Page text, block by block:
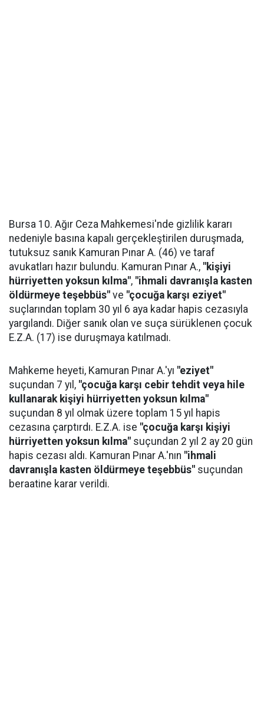
Bursa 10. Ağır Ceza Mahkemesi'nde gizlilik kararı
nedeniyle basına kapalı gerçekleştirilen duruşmada,
tutuksuz sanık Kamuran Pınar A. (46) ve taraf
avukatları hazır bulundu. Kamuran Pınar A., "kişiyi
hürriyetten yoksun kılma", "ihmali davranışla kasten
öldürmeye teşebbüs" ve "çocuğa karşı eziyet"
suçlarından toplam 30 yıl 6 aya kadar hapis cezasıyla
yargılandı. Diğer sanık olan ve suça sürüklenen çocuk
E.Z.A. (17) ise duruşmaya katılmadı.
Mahkeme heyeti, Kamuran Pınar A.'yı "eziyet"
suçundan 7 yıl, "çocuğa karşı cebir tehdit veya hile
kullanarak kişiyi hürriyetten yoksun kılma"
suçundan 8 yıl olmak üzere toplam 15 yıl hapis
cezasına çarptırdı. E.Z.A. ise "çocuğa karşı kişiyi
hürriyetten yoksun kılma" suçundan 2 yıl 2 ay 20 gün
hapis cezası aldı. Kamuran Pınar A.'nın "ihmali
davranışla kasten öldürmeye teşebbüs" suçundan
beraatine karar verildi.